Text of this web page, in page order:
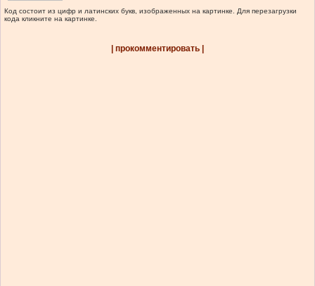
Код состоит из цифр и латинских букв, изображенных на картинке. Для перезагрузки
кода кликните на картинке.
| прокомментировать |